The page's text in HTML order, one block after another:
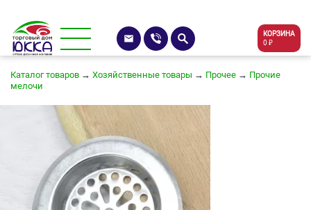
КОРЗИНА
0 ₽
Каталог товаров → Хозяйственные товары → Прочее → Прочие
мелочи